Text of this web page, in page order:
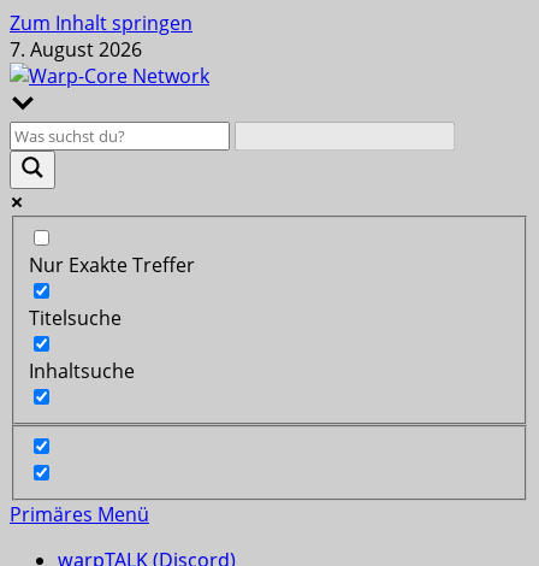
Zum Inhalt springen
7. August 2026
Nur Exakte Treffer
Titelsuche
Inhaltsuche
Primäres Menü
warpTALK (Discord)